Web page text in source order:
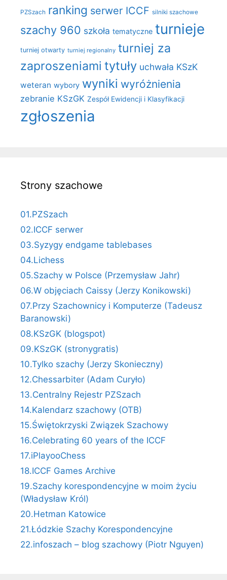
PZSzach ranking serwer ICCF silniki szachowe
szachy 960 szkoła tematyczne turnieje
turniej otwarty turniej regionalny turniej za
zaproszeniami tytuły uchwała KSzK
weteran wybory wyniki wyróżnienia
zebranie KSzGK Zespół Ewidencji i Klasyfikacji
zgłoszenia
Strony szachowe
01.PZSzach
02.ICCF serwer
03.Syzygy endgame tablebases
04.Lichess
05.Szachy w Polsce (Przemysław Jahr)
06.W objęciach Caissy (Jerzy Konikowski)
07.Przy Szachownicy i Komputerze (Tadeusz
Baranowski)
08.KSzGK (blogspot)
09.KSzGK (stronygratis)
10.Tylko szachy (Jerzy Skonieczny)
12.Chessarbiter (Adam Curyło)
13.Centralny Rejestr PZSzach
14.Kalendarz szachowy (OTB)
15.Świętokrzyski Związek Szachowy
16.Celebrating 60 years of the ICCF
17.iPlayooChess
18.ICCF Games Archive
19.Szachy korespondencyjne w moim życiu
(Władysław Król)
20.Hetman Katowice
21.Łódzkie Szachy Korespondencyjne
22.infoszach – blog szachowy (Piotr Nguyen)